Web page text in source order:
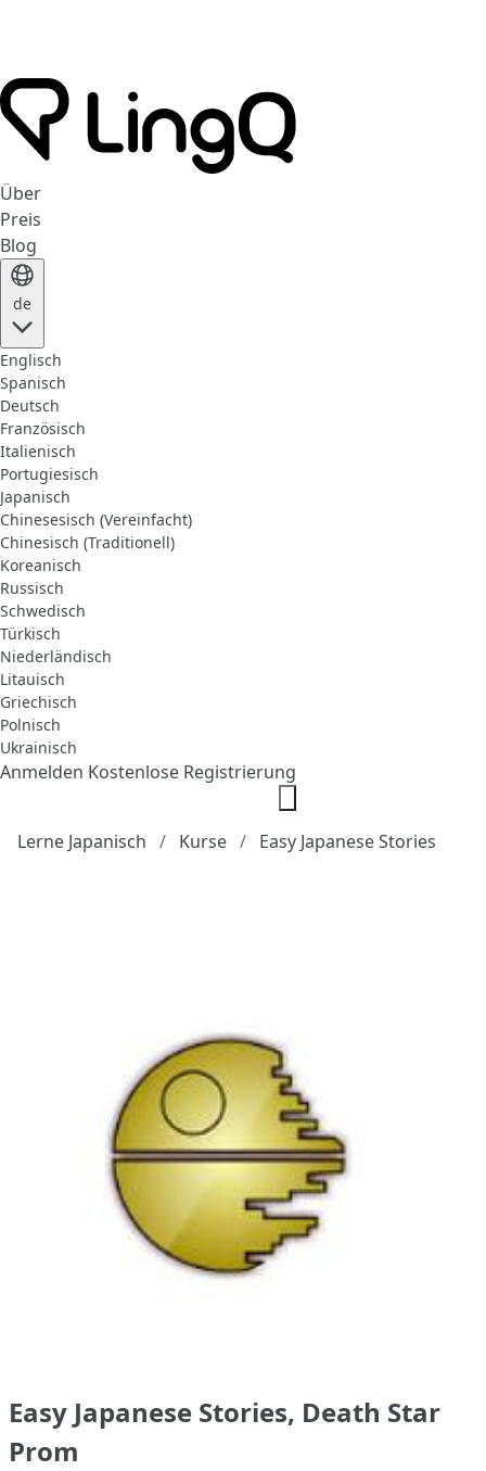
Über
Preis
Blog
de
Englisch
Spanisch
Deutsch
Französisch
Italienisch
Portugiesisch
Japanisch
Chinesesisch (Vereinfacht)
Chinesisch (Traditionell)
Koreanisch
Russisch
Schwedisch
Türkisch
Niederländisch
Litauisch
Griechisch
Polnisch
Ukrainisch
Anmelden Kostenlose Registrierung
Lerne Japanisch Kurse Easy Japanese Stories
Easy Japanese Stories, Death Star
Prom